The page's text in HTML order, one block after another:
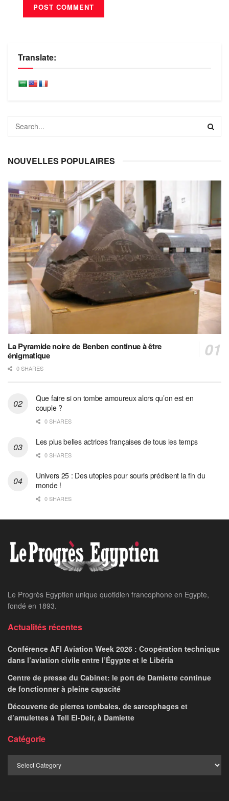
Translate:
NOUVELLES POPULAIRES
La Pyramide noire de Benben continue à être
énigmatique
0 SHARES
Que faire si on tombe amoureux alors qu’on est en
couple ?
0 SHARES
Les plus belles actrices françaises de tous les temps
0 SHARES
Univers 25 : Des utopies pour souris prédisent la fin du
monde !
0 SHARES
Le Progrès Egyptien unique quotidien francophone en Egypte,
fondé en 1893.
Actualités récentes
Conférence AFI Aviation Week 2026 : Coopération technique
dans l’aviation civile entre l’Égypte et le Libéria
Centre de presse du Cabinet: le port de Damiette continue
de fonctionner à pleine capacité
Découverte de pierres tombales, de sarcophages et
d’amulettes à Tell El-Deir, à Damiette
Catégorie